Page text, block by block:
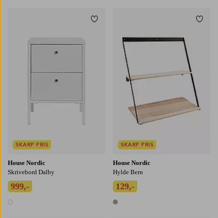
House Nordic
Skrivebord Dalby
999,-
1 farve
SKARP PRIS
Tilføj til favoritter
House Nordic
Hylde Bern
129,-
1 farve
SKARP PRIS